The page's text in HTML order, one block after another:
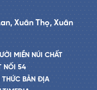
Xuân Thọ, Xuân
MIỀN NÚI CHẤT
NỐI 54
THỨC BẢN ĐỊA